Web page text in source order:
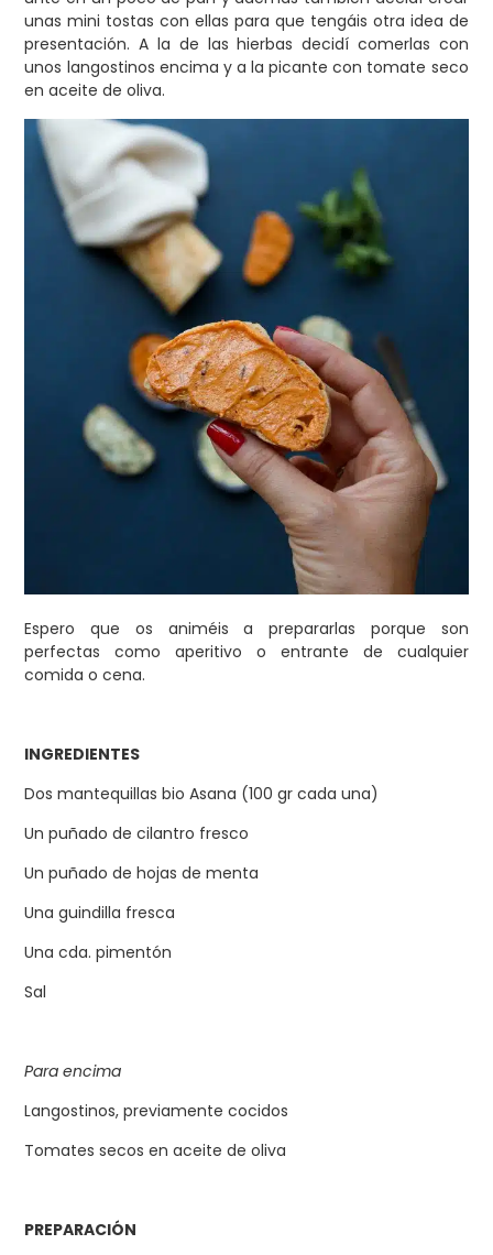
unas mini tostas con ellas para que tengáis otra idea de
presentación. A la de las hierbas decidí comerlas con
unos langostinos encima y a la picante con tomate seco
en aceite de oliva.
Espero que os animéis a prepararlas porque son
perfectas como aperitivo o entrante de cualquier
comida o cena.
INGREDIENTES
Dos mantequillas bio Asana (100 gr cada una)
Un puñado de cilantro fresco
Un puñado de hojas de menta
Una guindilla fresca
Una cda. pimentón
Sal
Para encima
Langostinos, previamente cocidos
Tomates secos en aceite de oliva
PREPARACIÓN